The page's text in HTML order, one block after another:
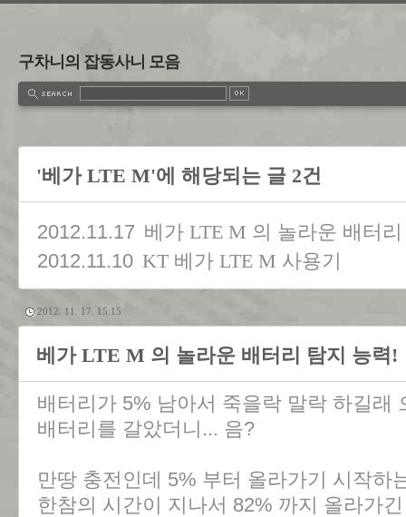
구차니의 잡동사니 모음
'베가 LTE M'에 해당되는 글 2건
2012.11.17 베가 LTE M 의 놀라운 배터
2012.11.10 KT 베가 LTE M 사용기
2012. 11. 17. 15:15
베가 LTE M 의 놀라운 배터리 탐지 능력!
배터리가 5% 남아서 죽을락 말락 하길래
배터리를 갈았더니... 음?
만땅 충전인데 5% 부터 올라가기 시작하
한참의 시간이 지나서 82% 까지 올라가